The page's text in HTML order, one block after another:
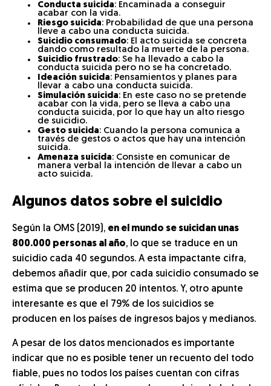
Conducta suicida: Encaminada a conseguir
acabar con la vida.
Riesgo suicida: Probabilidad de que una persona
lleve a cabo una conducta suicida.
Suicidio consumado: El acto suicida se concreta
dando como resultado la muerte de la persona.
Suicidio frustrado: Se ha llevado a cabo la
conducta suicida pero no se ha concretado.
Ideación suicida: Pensamientos y planes para
llevar a cabo una conducta suicida.
Simulación suicida: En este caso no se pretende
acabar con la vida, pero se lleva a cabo una
conducta suicida, por lo que hay un alto riesgo
de suicidio.
Gesto suicida: Cuando la persona comunica a
través de gestos o actos que hay una intención
suicida.
Amenaza suicida: Consiste en comunicar de
manera verbal la intención de llevar a cabo un
acto suicida.
Algunos datos sobre el suicidio
Según la OMS (2019), en el mundo se suicidan unas
800.000 personas al año, lo que se traduce en un
suicidio cada 40 segundos. A esta impactante cifra,
debemos añadir que, por cada suicidio consumado se
estima que se producen 20 intentos. Y, otro apunte
interesante es que el 79% de los suicidios se
producen en los países de ingresos bajos y medianos.
A pesar de los datos mencionados es importante
indicar que no es posible tener un recuento del todo
fiable, pues no todos los países cuentan con cifras